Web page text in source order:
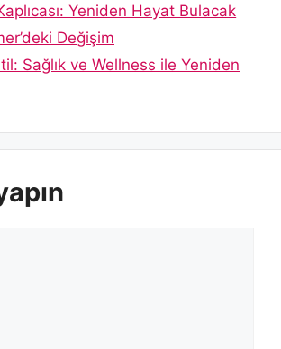
Yeniden Hayat Bulacak
Değişim
Sağlık ve Wellness ile Yeniden